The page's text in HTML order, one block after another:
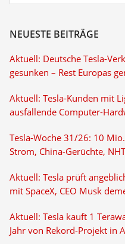
NEUESTE BEITRÄGE
Aktuell: Deutsche Tesla-
gesunken – Rest Europas
Aktuell: Tesla-Kunden mit
ausfallende Computer-
Tesla-Woche 31/26: 10
Strom, China-Gerüchte,
Aktuell: Tesla prüft
mit SpaceX, CEO Musk
Aktuell: Tesla kauft 1
Jahr von Rekord-Projekt in